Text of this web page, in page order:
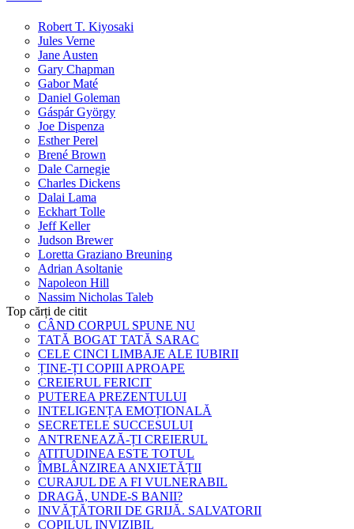
Robert T. Kiyosaki
Jules Verne
Jane Austen
Gary Chapman
Gabor Maté
Daniel Goleman
Gáspár György
Joe Dispenza
Esther Perel
Brené Brown
Dale Carnegie
Charles Dickens
Dalai Lama
Eckhart Tolle
Jeff Keller
Judson Brewer
Loretta Graziano Breuning
Adrian Asoltanie
Napoleon Hill
Nassim Nicholas Taleb
Top cărți de citit
CÂND CORPUL SPUNE NU
TATĂ BOGAT TATĂ SARAC
CELE CINCI LIMBAJE ALE IUBIRII
ȚINE-ȚI COPIII APROAPE
CREIERUL FERICIT
PUTEREA PREZENTULUI
INTELIGENȚA EMOȚIONALĂ
SECRETELE SUCCESULUI
ANTRENEAZĂ-ȚI CREIERUL
ATITUDINEA ESTE TOTUL
ÎMBLÂNZIREA ANXIETĂȚII
CURAJUL DE A FI VULNERABIL
DRAGĂ, UNDE-S BANII?
INVĂȚĂTORII DE GRIJĂ. SALVATORII
COPILUL INVIZIBIL